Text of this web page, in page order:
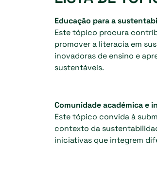
Educação para a
Este tópico procura
promover a literacia em
inovadoras de ensino e
sustentáveis.
Comunidade académica e
Este tópico convida à
contexto da
iniciativas que integrem